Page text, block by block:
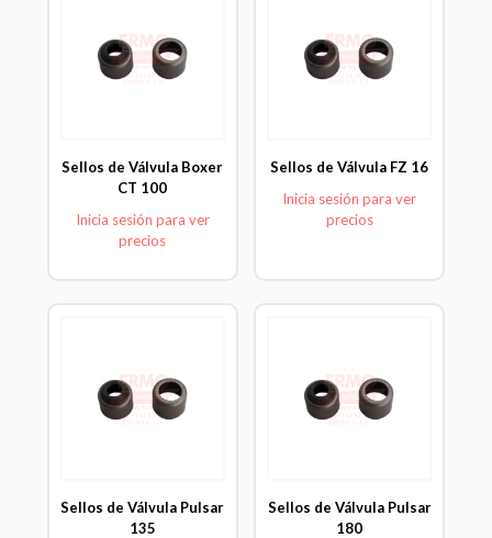
Sellos de Válvula Boxer
CT 100
Inicia sesión para ver
precios
Sellos de Válvula FZ 16
Inicia sesión para ver
precios
Sellos de Válvula Pulsar
135
Sellos de Válvula Pulsar
180